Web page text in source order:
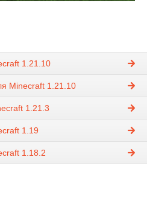
1.21.10
Minecraft 1.21.10
1.21.3
1.19
1.18.2